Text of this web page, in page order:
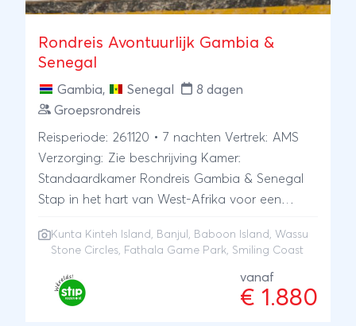
Rondreis Avontuurlijk Gambia &
Senegal
Gambia, Senegal
8 dagen
Groepsrondreis
Reisperiode: 261120 • 7 nachten Vertrek: AMS
Verzorging: Zie beschrijving Kamer:
Standaardkamer Rondreis Gambia & Senegal
Stap in het hart van West-Afrika voor een
Gambia en Senegal! Van bruisende markten en
bezienswaardigheden en adembenemende
landschappen. Deze reis is gemaakt voor
Kunta Kinteh Island , Banjul, Baboon Island, Wassu
Stone Circles, Fathala Game Park, Smiling Coast
vanaf
€ 1.880